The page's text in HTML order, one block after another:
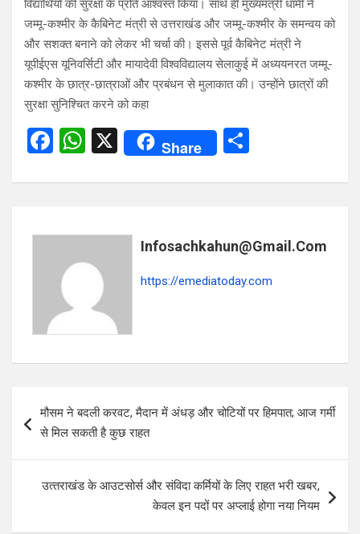
विद्यार्थियों की सुरक्षा के प्रति आश्वस्त किया। साथ ही मुख्यमंत्री धामी ने
जम्मू-कश्मीर के कैबिनेट मंत्री से उत्तराखंड और जम्मू-कश्मीर के समन्वय को
और सशक्त बनाने को लेकर भी चर्चा की। इससे पूर्व कैबिनेट मंत्री ने
यूपीईएस यूनिवर्सिटी और मायादेवी विश्वविद्यालय सेलाकुई में अध्ययनरत जम्मू-
कश्मीर के छात्र-छात्राओं और प्रबंधन से मुलाकात की। उन्होंने छात्रों की
सुरक्षा सुनिश्चित करने को कहा
F
ce
o
o
k
W
at
A
p
p
X Share
ar
Infosachkahun@gmail.com
https://emediatoday.com
navigation
मौसम ने बदली करवट, मैदान में अंधड़ और चोटियों पर हिमपात; आज गर्मी
से मिल सकती है कुछ राहत
उत्‍तराखंड के आउटसोर्स और संविदा कर्मियों के लिए राहत भरी खबर,
केवल इन पदों पर अप्‍लाई होगा नया नियम